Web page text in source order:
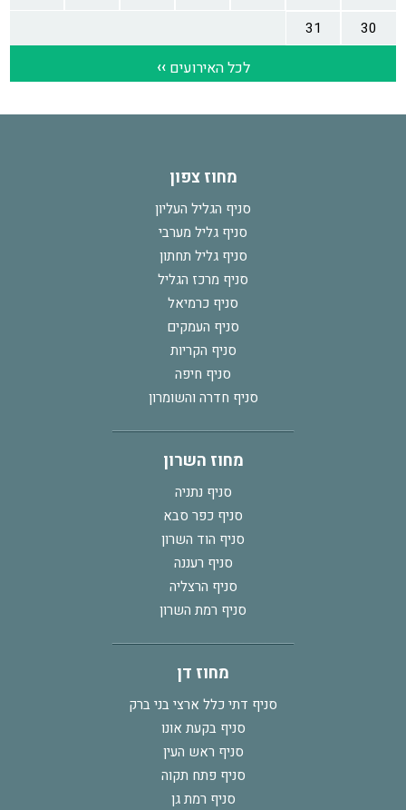
מחוז צפון
סניף הגליל העליון
סניף גליל מערבי
סניף גליל תחתון
סניף מרכז הגליל
סניף כרמיאל
סניף העמקים
סניף הקריות
סניף חיפה
סניף חדרה והשומרון
מחוז השרון
סניף נתניה
סניף כפר סבא
סניף הוד השרון
סניף רעננה
סניף הרצליה
סניף רמת השרון
מחוז דן
סניף דתי כלל ארצי בני ברק
סניף בקעת אונו
סניף ראש העין
סניף פתח תקוה
סניף רמת גן